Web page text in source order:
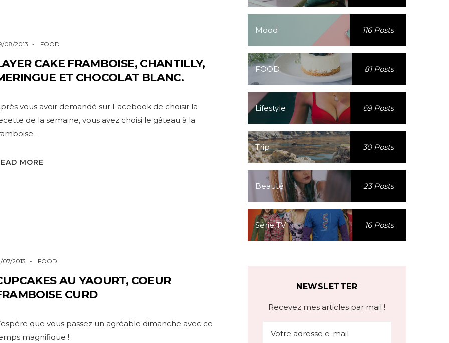
08/2013 FOOD
CAKE FRAMBOISE, CHANTILLY,
ET CHOCOLAT BLANC.
vous avoir demandé sur Facebook de choisir la
de la semaine, vous avez choisi le gâteau à la
MORE
07/2013 FOOD
AU YAOURT, COEUR
CURD
que vous passez un agréable dimanche avec ce
magnifique !
Mood 116 Posts
FOOD 81 Posts
Lifestyle 69 Posts
Trip 30 Posts
Beauté 23 Posts
Série TV 16 Posts
NEWSLETTER
Recevez mes articles par mail !